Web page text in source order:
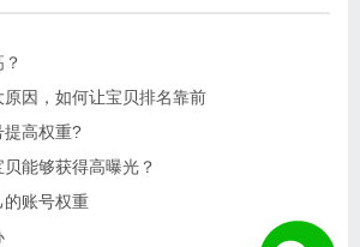
因，如何让宝贝排名靠前
提高权重?
能够获得高曝光？
的账号权重